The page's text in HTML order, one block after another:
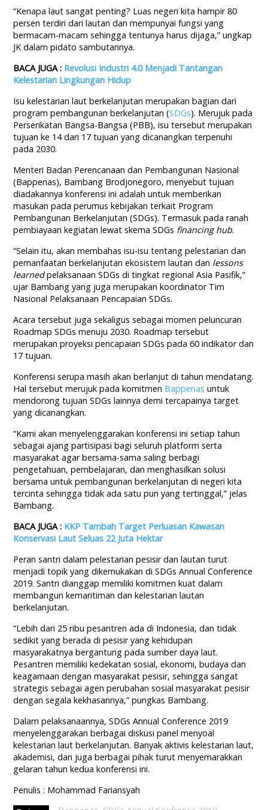
“Kenapa laut sangat penting? Luas negeri kita hampir 80
persen terdiri dari lautan dan mempunyai fungsi yang
bermacam-macam sehingga tentunya harus dijaga,” ungkap
JK dalam pidato sambutannya.
BACA JUGA : Revolusi Industri 4.0 Menjadi Tantangan
Kelestarian Lingkungan Hidup
Isu kelestarian laut berkelanjutan merupakan bagian dari
program pembangunan berkelanjutan (SDGs). Merujuk pada
Perserikatan Bangsa-Bangsa (PBB), isu tersebut merupakan
tujuan ke 14 dari 17 tujuan yang dicanangkan terpenuhi
pada 2030.
Menteri Badan Perencanaan dan Pembangunan Nasional
(Bappenas), Bambang Brodjonegoro, menyebut tujuan
diadakannya konferensi ini adalah untuk memberikan
masukan pada perumus kebijakan terkait Program
Pembangunan Berkelanjutan (SDGs). Termasuk pada ranah
pembiayaan kegiatan lewat skema SDGs financing hub.
“Selain itu, akan membahas isu-isu tentang pelestarian dan
pemanfaatan berkelanjutan ekosistem lautan dan lessons
learnedpelaksanaan SDGs di tingkat regional Asia Pasifik,”
ujar Bambang yang juga merupakan koordinator Tim
Nasional Pelaksanaan Pencapaian SDGs.
Acara tersebut juga sekaligus sebagai momen peluncuran
Roadmap SDGs menuju 2030. Roadmap tersebut
merupakan proyeksi pencapaian SDGs pada 60 indikator dan
17 tujuan.
Konferensi serupa masih akan berlanjut di tahun mendatang.
Hal tersebut merujuk pada komitmen Bappenas untuk
mendorong tujuan SDGs lainnya demi tercapainya target
yang dicanangkan.
“Kami akan menyelenggarakan konferensi ini setiap tahun
sebagai ajang partisipasi bagi seluruh platform serta
masyarakat agar bersama-sama saling berbagi
pengetahuan, pembelajaran, dan menghasilkan solusi
bersama untuk pembangunan berkelanjutan di negeri kita
tercinta sehingga tidak ada satu pun yang tertinggal,” jelas
Bambang.
BACA JUGA : KKP Tambah Target Perluasan Kawasan
Konservasi Laut Seluas 22 Juta Hektar
Peran santri dalam pelestarian pesisir dan lautan turut
menjadi topik yang dikemukakan di SDGs Annual Conference
2019. Santri dianggap memiliki komitmen kuat dalam
membangun kemaritiman dan kelestarian lautan
berkelanjutan.
“Lebih dari 25 ribu pesantren ada di Indonesia, dan tidak
sedikit yang berada di pesisir yang kehidupan
masyarakatnya bergantung pada sumber daya laut.
Pesantren memiliki kedekatan sosial, ekonomi, budaya dan
keagamaan dengan masyarakat pesisir, sehingga sangat
strategis sebagai agen perubahan sosial masyarakat pesisir
dengan segala kekhasannya,” pungkas Bambang.
Dalam pelaksanaannya, SDGs Annual Conference 2019
menyelenggarakan berbagai diskusi panel menyoal
kelestarian laut berkelanjutan. Banyak aktivis kelestarian laut,
akademisi, dan juga berbagai pihak turut menyemarakkan
gelaran tahun kedua konferensi ini.
Penulis : Mohammad Fariansyah